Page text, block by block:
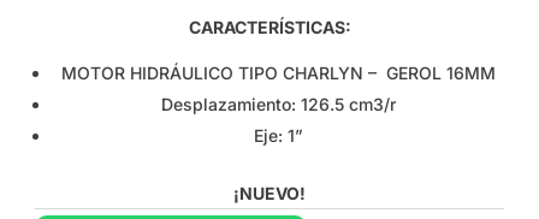
CARACTERÍSTICAS:
MOTOR HIDRÁULICO TIPO CHARLYN – GEROL 16MM
Desplazamiento: 126.5 cm3/r
Eje: 1”
¡NUEVO!